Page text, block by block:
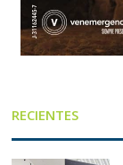
RECIENTES